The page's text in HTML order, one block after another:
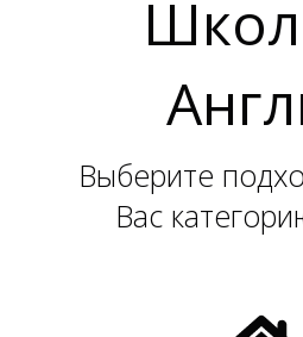
Выберите
Вас